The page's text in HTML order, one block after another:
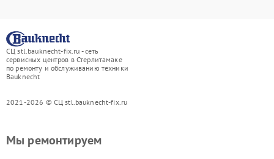
СЦ stl.bauknecht-fix.ru - сеть
сервисных центров в Стерлитамаке
по ремонту и обслуживанию техники
Bauknecht
2021-2026 © СЦ stl.bauknecht-fix.ru
Мы ремонтируем